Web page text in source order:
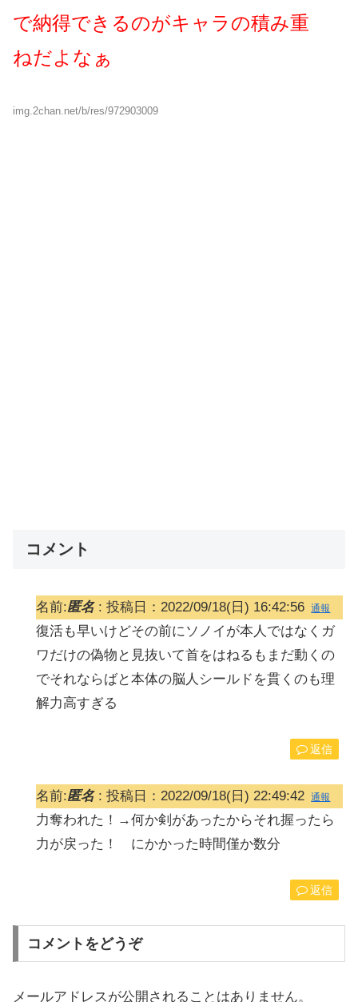
で納得できるのがキャラの積み重
ねだよなぁ
img.2chan.net/b/res/972903009
コメント
名前:匿名: 投稿日：2022/09/18(日) 16:42:56 通報
復活も早いけどその前にソノイが本人ではなくガ
ワだけの偽物と見抜いて首をはねるもまだ動くの
でそれならばと本体の脳人シールドを貫くのも理
解力高すぎる
返信
名前:匿名: 投稿日：2022/09/18(日) 22:49:42 通報
力奪われた！→何か剣があったからそれ握ったら
力が戻った！ にかかった時間僅か数分
返信
コメントをどうぞ
メールアドレスが公開されることはありません。